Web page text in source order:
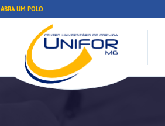
ABRA UM POLO